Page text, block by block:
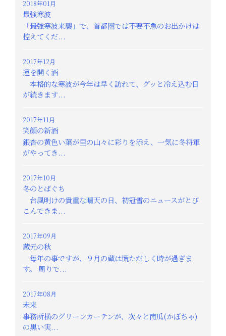
2018年01月
最強寒波
「最強寒波来襲」で、首都圏では不要不急のお出かけは
控えてくだ...
2017年12月
運を開く酒
本格的な寒波が今年は早く訪れて、グッと冷え込む日
が続きます...
2017年11月
笑顔の新酒
銀杏の黄色い葉が里の山々に彩りを添え、一気に冬将軍
がやってき...
2017年10月
冬のとばぐち
台風明けの貴重な晴天の日、初冠雪のニュースがとび
こんできま...
2017年09月
蔵元の秋
毎年の事ですが、９月の蔵は慌ただしく時が過ぎま
す。 周りで...
2017年08月
未来
事務所横のグリーンカーテンが、次々と南瓜(かぼちゃ)
の黒い実...